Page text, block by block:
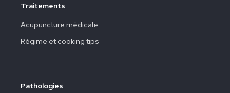
Traitements
Acupuncture médicale
Régime et cooking tips
Pathologies